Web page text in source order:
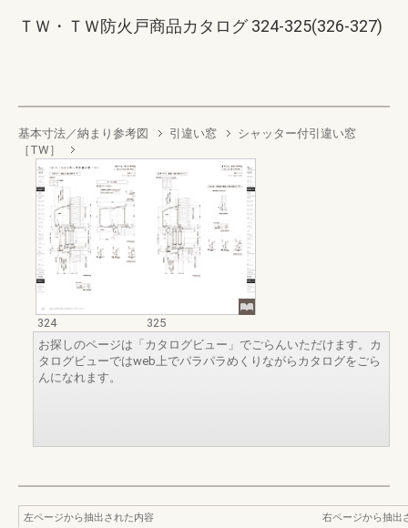
ＴＷ・ＴＷ防火戸商品カタログ 324-325(326-327)
基本寸法／納まり参考図 引違い窓
シャッター付引違い窓
［TW］
324
325
お探しのページは「カタログビュー」でごらんいただけます。カ
タログビューではweb上でパラパラめくりながらカタログをごら
んになれます。
左ページから抽出された内容
右ページから抽出